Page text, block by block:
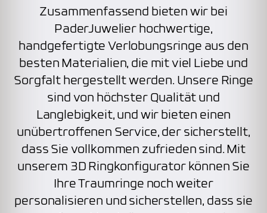
Zusammenfassend bieten wir bei
PaderJuwelier hochwertige,
handgefertigte Verlobungsringe aus den
besten Materialien, die mit viel Liebe und
Sorgfalt hergestellt werden. Unsere Ringe
sind von höchster Qualität und
Langlebigkeit, und wir bieten einen
unübertroffenen Service, der sicherstellt,
dass Sie vollkommen zufrieden sind. Mit
unserem 3D Ringkonfigurator können Sie
Ihre Traumringe noch weiter
personalisieren und sicherstellen, dass sie